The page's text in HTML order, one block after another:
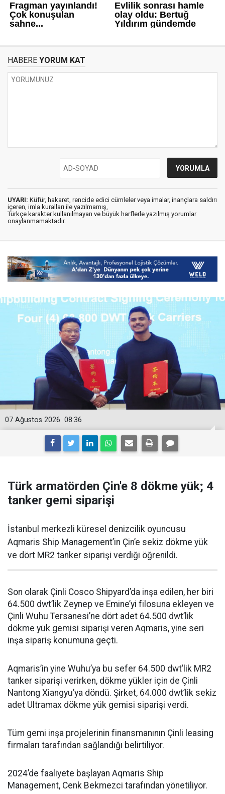
HABERE YORUM KAT
UYARI: Küfür, hakaret, rencide edici cümleler veya imalar, inançlara saldırı
içeren, imla kuralları ile yazılmamış,
Türkçe karakter kullanılmayan ve büyük harflerle yazılmış yorumlar
onaylanmamaktadır.
08:36
07 Ağustos 2026
Türk armatörden Çin'e 8 dökme yük; 4
tanker gemi siparişi
İstanbul merkezli küresel denizcilik oyuncusu
Aqmaris Ship Management’in Çin’e sekiz dökme yük
ve dört MR2 tanker siparişi verdiği öğrenildi.
Son olarak Çinli Cosco Shipyard’da inşa edilen, her biri
64.500 dwt’lik Zeynep ve Emine’yi filosuna ekleyen ve
Çinli Wuhu Tersanesi’ne dört adet 64.500 dwt’lik
dökme yük gemisi siparişi veren Aqmaris, yine seri
inşa sipariş konumuna geçti.
Aqmaris’in yine Wuhu’ya bu sefer 64.500 dwt’lik MR2
tanker siparişi verirken, dökme yükler için de Çinli
Nantong Xiangyu’ya döndü. Şirket, 64.000 dwt’lik sekiz
adet Ultramax dökme yük gemisi siparişi verdi.
Tüm gemi inşa projelerinin finansmanının Çinli leasing
firmaları tarafından sağlandığı belirtiliyor.
2024’de faaliyete başlayan Aqmaris Ship
Management, Cenk Bekmezci tarafından yönetiliyor.